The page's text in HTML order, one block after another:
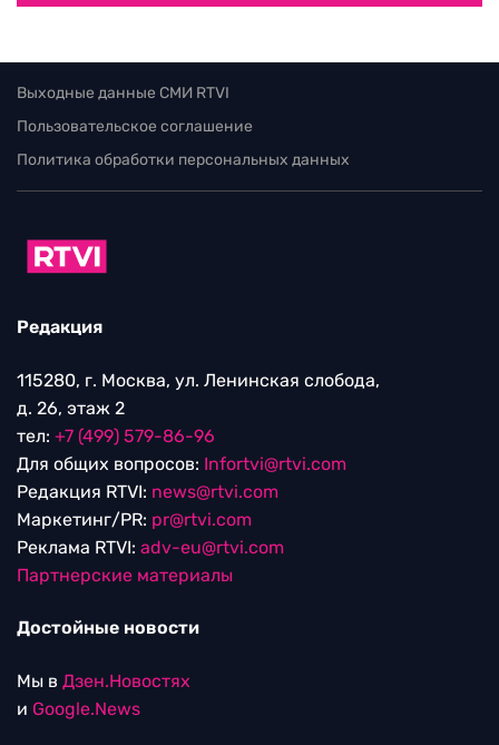
Выходные данные СМИ RTVI
Пользовательское соглашение
Политика обработки персональных данных
Редакция
115280, г. Москва, ул. Ленинская слобода,
д. 26, этаж 2
тел: +7 (499) 579-86-96
Для общих вопросов: Infortvi@rtvi.com
Редакция RTVI: news@rtvi.com
Маркетинг/PR: pr@rtvi.com
Реклама RTVI: adv-eu@rtvi.com
Партнерские материалы
Достойные новости
Мы в Дзен.Новостях
и Google.News